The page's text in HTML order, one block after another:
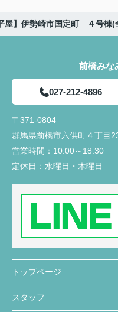
屋】伊勢崎市国定町 ４号
前橋みな
027-212-4896
〒371-0804
群馬県前橋市六供町４丁目
営業時間： 10:00～18:30
定休日： 水曜日・木曜日
トップページ
スタッフ